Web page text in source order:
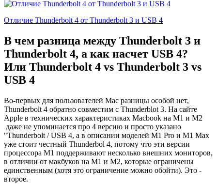
Отличие Thunderbolt 4 от Thunderbolt 3 и USB 4
В чем разница между Thunderbolt 3 и
Thunderbolt 4, а как насчет USB 4?
Или Thunderbolt 4 vs Thunderbolt 3 vs
USB 4
Во-первых для пользователей Mac разницы особой нет,
Thunderbolt 4 обратно совместим с Thunderblot 3. На сайте
Apple в технических характеристиках Macbook на M1 и M2
даже не упоминается про 4 версию и просто указано
"Thunderbolt / USB 4, а в описании моделей M1 Pro и M1 Max
уже стоит честный Thunderbol 4, потому что эти версии
процессора M1 поддерживают несколько внешних мониторов,
в отличии от макбуков на M1 и М2, которые ограничены
единственным (хотя это ограничение можно обойти). Это -
второе.